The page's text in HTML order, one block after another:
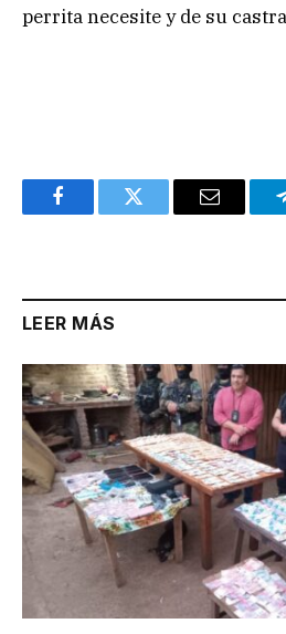
perrita necesite y de su
FacebookTwitter Email
LEER MÁS